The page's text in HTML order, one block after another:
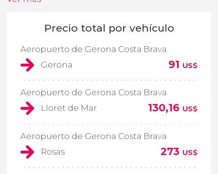
Precio total por vehículo
Aeropuerto de Gerona Costa Brava
Gerona
91 US$
Aeropuerto de Gerona Costa Brava
Lloret de Mar
130,16 US$
Aeropuerto de Gerona Costa Brava
Rosas
273 US$